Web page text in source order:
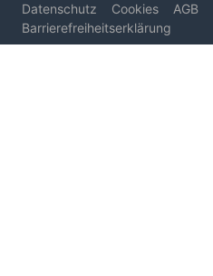
Datenschutz Cookies AGB
Barrierefreiheitserklärung